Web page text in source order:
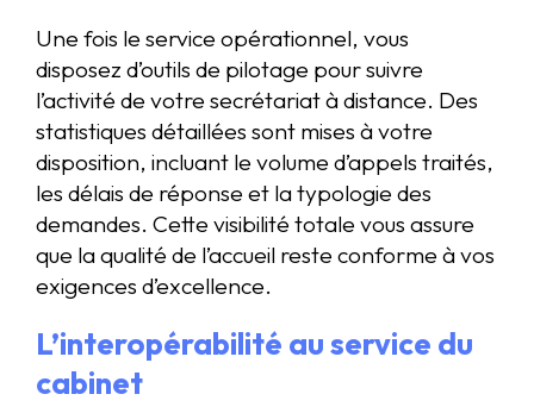
Une fois le service opérationnel, vous
disposez d’outils de pilotage pour suivre
l’activité de votre secrétariat à distance. Des
statistiques détaillées sont mises à votre
disposition, incluant le volume d’appels traités,
les délais de réponse et la typologie des
demandes. Cette visibilité totale vous assure
que la qualité de l’accueil reste conforme à vos
exigences d’excellence.
L’interopérabilité au service du
cabinet